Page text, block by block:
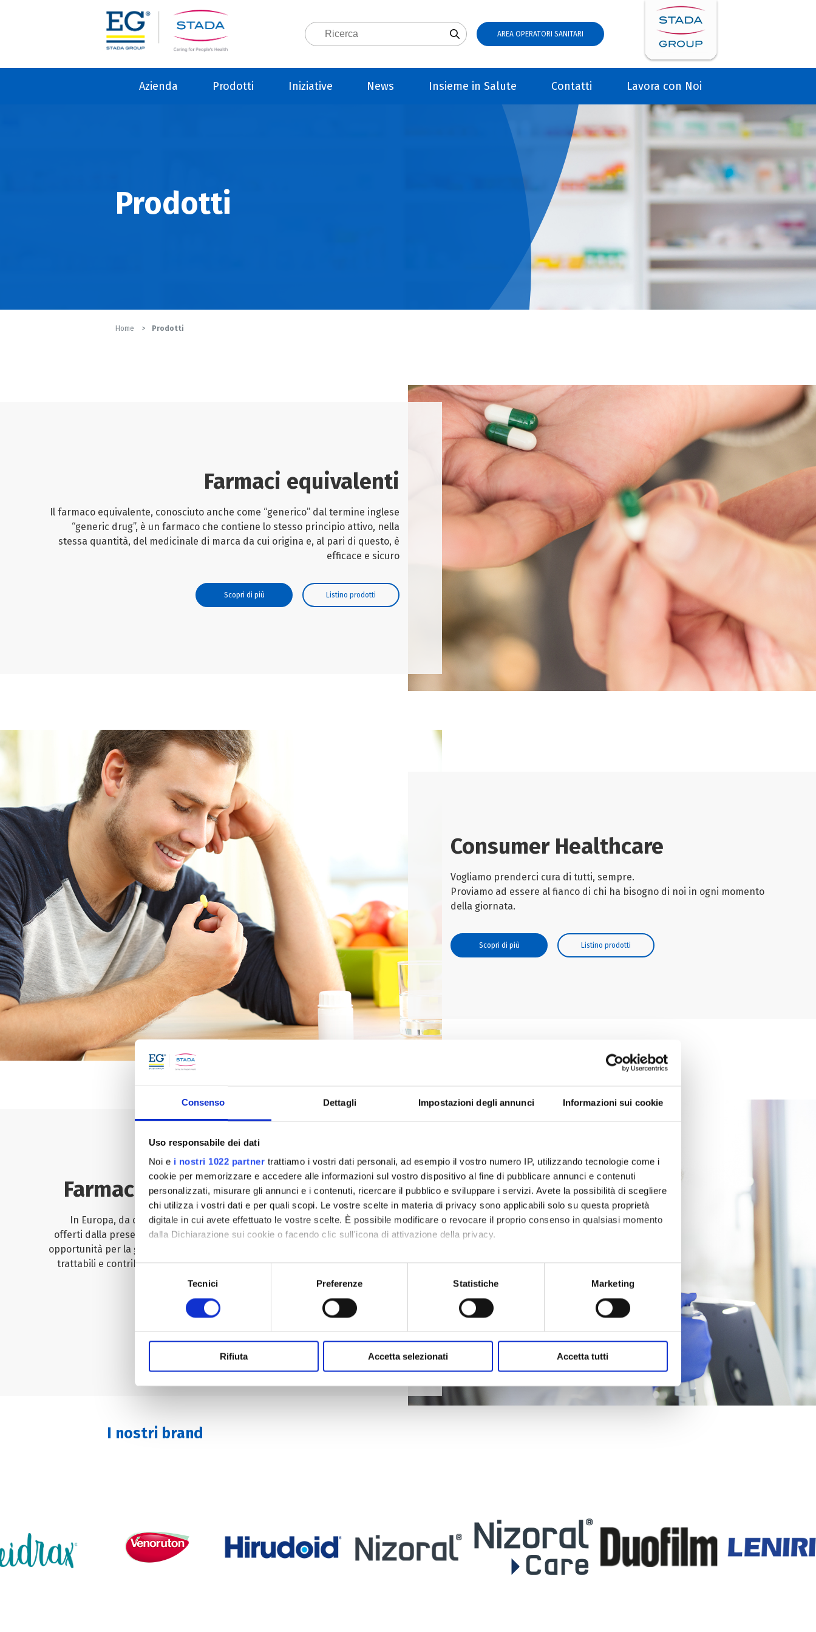
Consenso Dettagli Impostazioni degli annunci Informazioni sui cookie
Uso responsabile dei dati
Noi e i nostri 1022 partner trattiamo i vostri dati personali, ad esempio il vostro numero IP, utilizzando tecnologie come i
cookie per memorizzare e accedere alle informazioni sul vostro dispositivo al fine di pubblicare annunci e contenuti
personalizzati, misurare gli annunci e i contenuti, ricercare il pubblico e sviluppare i servizi. Avete la possibilità di scegliere
chi utilizza i vostri dati e per quali scopi. Le vostre scelte in materia di privacy sono applicabili solo su questa proprietà
digitale in cui avete effettuato le vostre scelte. È possibile modificare o revocare il proprio consenso in qualsiasi momento
dalla Dichiarazione sui cookie o facendo clic sull'icona di attivazione della privacy.
Con il tuo consenso, vorremmo anche:
raccogliere informazioni sulla tua posizione geografica, con un'approssimazione di qualche metro,
digitali).
modificare o ritirare il tuo consenso in qualsiasi momento dalla Dichiarazione sui cookie.
Utilizziamo cookie tecnici sempre attivi e necessari al funzionamento del sito web, nonché cookie analitici non anonimi e
di profilazione, anche di terza parte, per effettuare analisi statistiche e per consentirci di inviare pubblicità, anche
personalizzata. Per accettare i cookie analitici e di profilazione, clicca su «Accetta tutti». Per gestire o disabilitare i cookie
proseguirà esclusivamente con i cookie tecnici. Per maggiori informazioni, ti invitiamo a leggere la nostra Cookie Policy.
Selezione
Tecnici Preferenze Statistiche Marketing
Rifiuta Accetta selezionati Accetta tutti
AREA OPERATORI SANITARI
Azienda Prodotti Iniziative News Insieme in Salute Contatti Lavora con Noi
Prodotti
Home Prodotti
Farmaci equivalenti
Il farmaco equivalente, conosciuto anche come “generico” dal termine inglese
“generic drug”, è un farmaco che contiene lo stesso principio attivo, nella
stessa quantità, del medicinale di marca da cui origina e, al pari di questo, è
efficace e sicuro
Scopri di più Listino prodotti
Consumer Healthcare
Vogliamo prenderci cura di tutti, sempre.
Proviamo ad essere al fianco di chi ha bisogno di noi in ogni momento
della giornata.
Scopri di più Listino prodotti
Farmaci biosimilari e specialistici
In Europa, da circa due decenni, i pazienti possono avvalersi dei vantaggi
offerti dalla presenza sul mercato dei farmaci biologici. Questi offrono nuove
opportunità per la gestione e la cura di alcune delle patologie più difficilmente
trattabili e contribuiscono a prolungare e migliorare la qualità di vita di molti
Listino prodotti
I nostri brand